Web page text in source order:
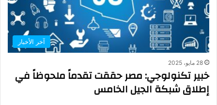
آخر الأخبار
28 مايو، 2025
خبير تكنولوجي: مصر حققت تقدماً ملحوظاً في
إطلاق شبكة الجيل الخامس